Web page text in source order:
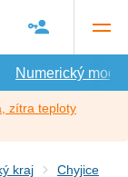
Numerický model
zítra teploty
kraj
Chyjice